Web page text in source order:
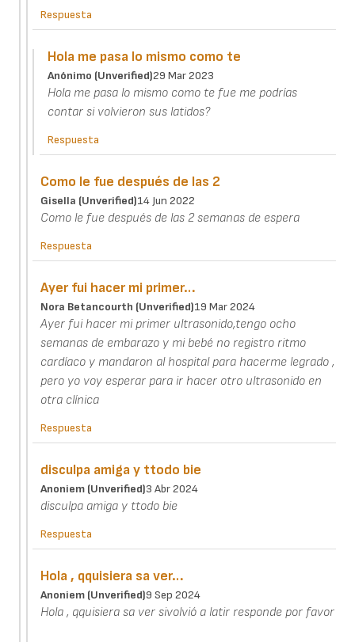
Respuesta
Hola me pasa lo mismo como te
Anónimo (unverified)29 Mar 2023
Hola me pasa lo mismo como te fue me podrías
contar si volvieron sus latidos?
Respuesta
Como le fue después de las 2
Gisella (unverified)14 Jun 2022
Como le fue después de las 2 semanas de espera
Respuesta
Ayer fui hacer mi primer…
Nora Betancourth (unverified)19 Mar 2024
Ayer fui hacer mi primer ultrasonido,tengo ocho
semanas de embarazo y mi bebé no registro ritmo
cardíaco y mandaron al hospital para hacerme legrado ,
pero yo voy esperar para ir hacer otro ultrasonido en
otra clínica
Respuesta
disculpa amiga y ttodo bie
Anoniem (unverified)3 Abr 2024
disculpa amiga y ttodo bie
Respuesta
Hola , qquisiera sa ver…
Anoniem (unverified)9 Sep 2024
Hola , qquisiera sa ver sivolvió a latir responde por favor